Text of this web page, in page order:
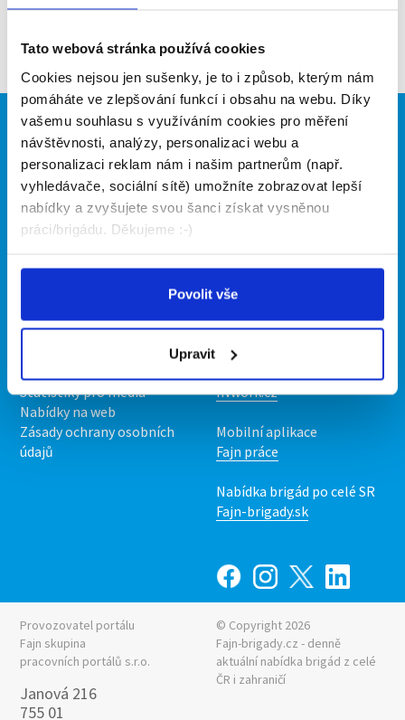
Tato webová stránka používá cookies
Cookies nejsou jen sušenky, je to i způsob, kterým nám
pomáháte ve zlepšování funkcí i obsahu na webu. Díky
vašemu souhlasu s využíváním cookies pro měření
návštěvnosti, analýzy, personalizaci webu a
personalizaci reklam nám i našim partnerům (např.
vyhledávače, sociální sítě) umožníte zobrazovat lepší
nabídky a zvyšujete svou šanci získat vysněnou
práci/brigádu. Děkujeme :-)
Povolit vše
Upravit
Brigádníci
Články
Hledané brigády
Firmy
Vložit inzerát
Ceník
Propagace
O portálu
O nás
Statistiky pro média
Nabídky na web
Zásady ochrany osobních
údajů
Naše další projekty
Fajn brigády
INwork.cz
Mobilní aplikace
Fajn práce
Nabídka brigád po celé SR
Fajn-brigady.sk
Provozovatel portálu
Fajn skupina
pracovních portálů s.r.o.
Janová 216
755 01
© Copyright 2026
Fajn-brigady.cz - denně
aktuální nabídka brigád z celé
ČR i zahraničí